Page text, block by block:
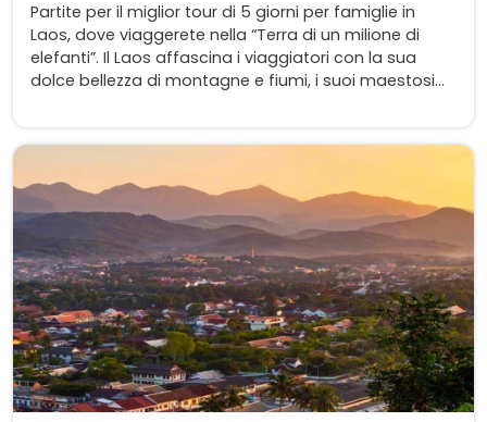
Partite per il miglior tour di 5 giorni per famiglie in
Laos, dove viaggerete nella “Terra di un milione di
elefanti”. Il Laos affascina i viaggiatori con la sua
dolce bellezza di montagne e fiumi, i suoi maestosi
cultura e tradizione.